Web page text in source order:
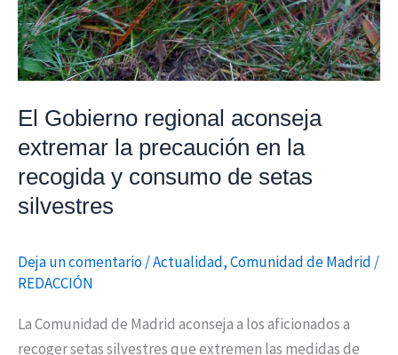
El Gobierno regional aconseja
extremar la precaución en la
recogida y consumo de setas
silvestres
Deja un comentario/Actualidad,Comunidad de Madrid /
REDACCIÓN
La Comunidad de Madrid aconseja a los aficionados a
recoger setas silvestres que extremen las medidas de
la
recogida
y
de
setas
silvestres